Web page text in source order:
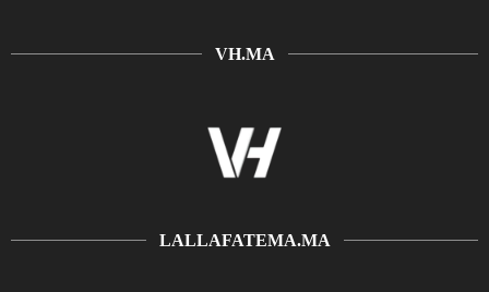
VH.MA
LALLAFATEMA.MA